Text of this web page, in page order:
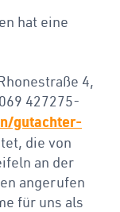
hat eine
4,
427275-
gutachter-
die von
an der
angerufen
für uns als